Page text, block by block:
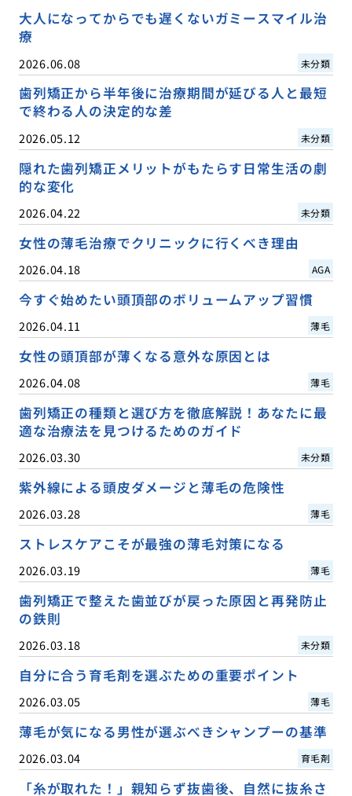
大人になってからでも遅くないガミースマイル治
療
2026.06.08 未分類
歯列矯正から半年後に治療期間が延びる人と最短
で終わる人の決定的な差
2026.05.12 未分類
隠れた歯列矯正メリットがもたらす日常生活の劇
的な変化
2026.04.22 未分類
女性の薄毛治療でクリニックに行くべき理由
2026.04.18 AGA
今すぐ始めたい頭頂部のボリュームアップ習慣
2026.04.11 薄毛
女性の頭頂部が薄くなる意外な原因とは
2026.04.08 薄毛
歯列矯正の種類と選び方を徹底解説！あなたに最
適な治療法を見つけるためのガイド
2026.03.30 未分類
紫外線による頭皮ダメージと薄毛の危険性
2026.03.28 薄毛
ストレスケアこそが最強の薄毛対策になる
2026.03.19 薄毛
歯列矯正で整えた歯並びが戻った原因と再発防止
の鉄則
2026.03.18 未分類
自分に合う育毛剤を選ぶための重要ポイント
2026.03.05 薄毛
薄毛が気になる男性が選ぶべきシャンプーの基準
2026.03.04 育毛剤
「糸が取れた！」親知らず抜歯後、自然に抜糸さ